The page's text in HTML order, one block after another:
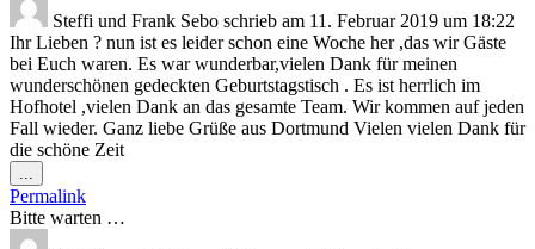
Steffi und Frank Sebo schrieb am 11. Februar 2019 um 18:22
Ihr Lieben ? nun ist es leider schon eine Woche her ,das wir Gäste
bei Euch waren. Es war wunderbar,vielen Dank für meinen
wunderschönen gedeckten Geburtstagstisch . Es ist herrlich im
Hofhotel ,vielen Dank an das gesamte Team. Wir kommen auf jeden
Fall wieder. Ganz liebe Grüße aus Dortmund Vielen vielen Dank für
die schöne Zeit
...
Metabox
ein-/ausblenden.
Permalink
Bitte warten …